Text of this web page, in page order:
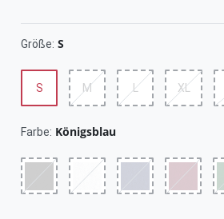
Größe: S
S M XL
Farbe: Königsblau